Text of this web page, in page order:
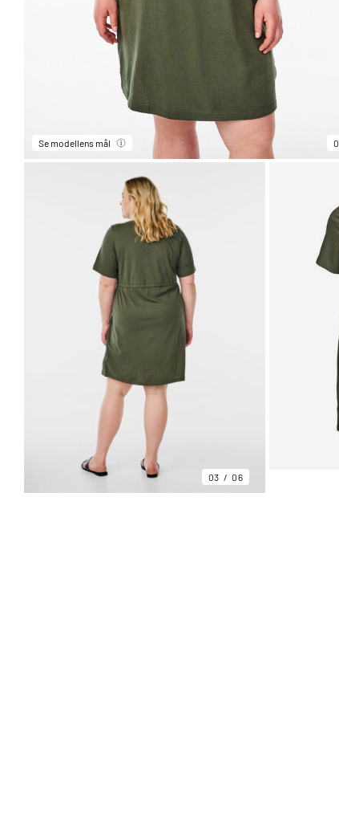
Se modellens mål
03 06